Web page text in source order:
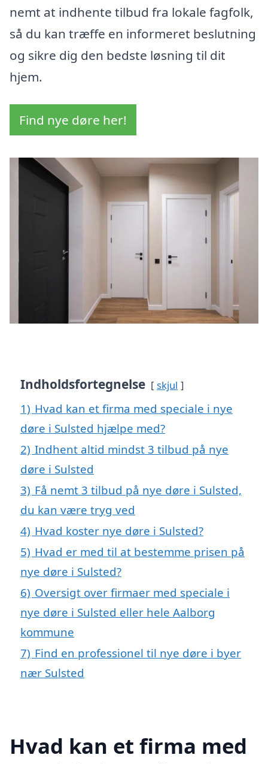
nemt at indhente tilbud fra lokale fagfolk,
så du kan træffe en informeret beslutning
og sikre dig den bedste løsning til dit
hjem.
Find nye døre her!
Indholdsfortegnelse skjul
1) Hvad kan et firma med speciale i nye
døre i Sulsted hjælpe med?
2) Indhent altid mindst 3 tilbud på nye
døre i Sulsted
3) Få nemt 3 tilbud på nye døre i Sulsted,
du kan være tryg ved
4) Hvad koster nye døre i Sulsted?
5) Hvad er med til at bestemme prisen på
nye døre i Sulsted?
6) Oversigt over firmaer med speciale i
nye døre i Sulsted eller hele Aalborg
kommune
7) Find en professionel til nye døre i byer
nær Sulsted
Hvad kan et firma med